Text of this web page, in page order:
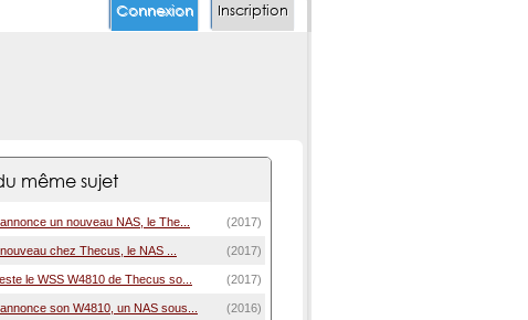
Inscription
Connexion
même sujet
un nouveau NAS, le The... (2017)
chez Thecus, le NAS ... (2017)
le WSS W4810 de Thecus so... (2017)
son W4810, un NAS sous... (2016)